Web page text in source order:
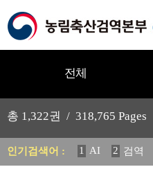
전체
총 1,322권 / 318,765 Pages
인기검색어 : 1 AI 2 검역
11 2025 12